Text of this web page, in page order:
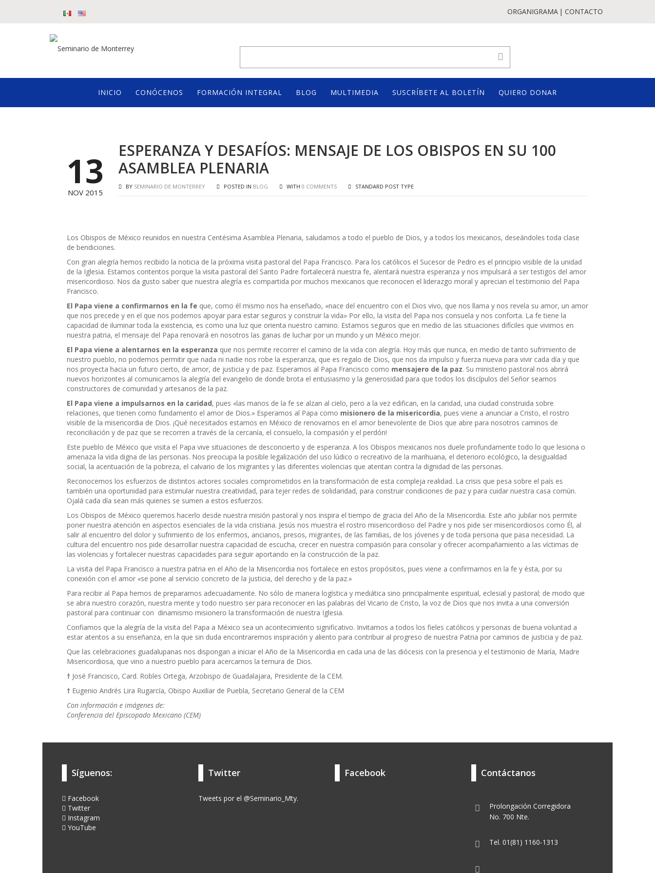
ORGANIGRAMA CONTACTO
INICIO CONÓCENOS FORMACIÓN INTEGRAL BLOG MULTIMEDIA SUSCRÍBETE AL BOLETÍN QUIERO DONAR
13
NOV 2015
ESPERANZA Y DESAFÍOS: MENSAJE DE LOS OBISPOS EN SU 100
ASAMBLEA PLENARIA
BY SEMINARIO DE MONTERREY POSTED IN BLOG WITH 0 COMMENTS STANDARD POST TYPE
Los Obispos de México reunidos en nuestra Centésima Asamblea Plenaria, saludamos a todo el pueblo de Dios, y a todos los mexicanos, deseándoles toda clase
de bendiciones.
Con gran alegría hemos recibido la noticia de la próxima visita pastoral del Papa Francisco. Para los católicos el Sucesor de Pedro es el principio visible de la unidad
de la Iglesia. Estamos contentos porque la visita pastoral del Santo Padre fortalecerá nuestra fe, alentará nuestra esperanza y nos impulsará a ser testigos del amor
misericordioso. Nos da gusto saber que nuestra alegría es compartida por muchos mexicanos que reconocen el liderazgo moral y aprecian el testimonio del Papa
Francisco.
El Papa viene a confirmarnos en la fe que, como él mismo nos ha enseñado, «nace del encuentro con el Dios vivo, que nos llama y nos revela su amor, un amor
que nos precede y en el que nos podemos apoyar para estar seguros y construir la vida» Por ello, la visita del Papa nos consuela y nos conforta. La fe tiene la
capacidad de iluminar toda la existencia, es como una luz que orienta nuestro camino. Estamos seguros que en medio de las situaciones difíciles que vivimos en
nuestra patria, el mensaje del Papa renovará en nosotros las ganas de luchar por un mundo y un México mejor.
El Papa viene a alentarnos en la esperanza que nos permite recorrer el camino de la vida con alegría. Hoy más que nunca, en medio de tanto sufrimiento de
nuestro pueblo, no podemos permitir que nada ni nadie nos robe la esperanza, que es regalo de Dios, que nos da impulso y fuerza nueva para vivir cada día y que
nos proyecta hacia un futuro cierto, de amor, de justicia y de paz. Esperamos al Papa Francisco como mensajero de la paz. Su ministerio pastoral nos abrirá
nuevos horizontes al comunicarnos la alegría del evangelio de donde brota el entusiasmo y la generosidad para que todos los discípulos del Señor seamos
constructores de comunidad y artesanos de la paz.
El Papa viene a impulsarnos en la caridad, pues «las manos de la fe se alzan al cielo, pero a la vez edifican, en la caridad, una ciudad construida sobre
relaciones, que tienen como fundamento el amor de Dios.» Esperamos al Papa como misionero de la misericordia, pues viene a anunciar a Cristo, el rostro
visible de la misericordia de Dios. ¡Qué necesitados estamos en México de renovarnos en el amor benevolente de Dios que abre para nosotros caminos de
reconciliación y de paz que se recorren a través de la cercanía, el consuelo, la compasión y el perdón!
Este pueblo de México que visita el Papa vive situaciones de desconcierto y de esperanza. A los Obispos mexicanos nos duele profundamente todo lo que lesiona o
amenaza la vida digna de las personas. Nos preocupa la posible legalización del uso lúdico o recreativo de la marihuana, el deterioro ecológico, la desigualdad
social, la acentuación de la pobreza, el calvario de los migrantes y las diferentes violencias que atentan contra la dignidad de las personas.
Reconocemos los esfuerzos de distintos actores sociales comprometidos en la transformación de esta compleja realidad. La crisis que pesa sobre el país es
también una oportunidad para estimular nuestra creatividad, para tejer redes de solidaridad, para construir condiciones de paz y para cuidar nuestra casa común.
Ojalá cada día sean más quienes se sumen a estos esfuerzos.
Los Obispos de México queremos hacerlo desde nuestra misión pastoral y nos inspira el tiempo de gracia del Año de la Misericordia. Este año jubilar nos permite
poner nuestra atención en aspectos esenciales de la vida cristiana. Jesús nos muestra el rostro misericordioso del Padre y nos pide ser misericordiosos como Él, al
salir al encuentro del dolor y sufrimiento de los enfermos, ancianos, presos, migrantes, de las familias, de los jóvenes y de toda persona que pasa necesidad. La
cultura del encuentro nos pide desarrollar nuestra capacidad de escucha, crecer en nuestra compasión para consolar y ofrecer acompañamiento a las víctimas de
las violencias y fortalecer nuestras capacidades para seguir aportando en la construcción de la paz.
La visita del Papa Francisco a nuestra patria en el Año de la Misericordia nos fortalece en estos propósitos, pues viene a confirmarnos en la fe y ésta, por su
conexión con el amor «se pone al servicio concreto de la justicia, del derecho y de la paz.»
Para recibir al Papa hemos de prepararnos adecuadamente. No sólo de manera logística y mediática sino principalmente espiritual, eclesial y pastoral; de modo que
se abra nuestro corazón, nuestra mente y todo nuestro ser para reconocer en las palabras del Vicario de Cristo, la voz de Dios que nos invita a una conversión
pastoral para continuar con dinamismo misionero la transformación de nuestra Iglesia.
Confiamos que la alegría de la visita del Papa a México sea un acontecimiento significativo. Invitamos a todos los fieles católicos y personas de buena voluntad a
estar atentos a su enseñanza, en la que sin duda encontraremos inspiración y aliento para contribuir al progreso de nuestra Patria por caminos de justicia y de paz.
Que las celebraciones guadalupanas nos dispongan a iniciar el Año de la Misericordia en cada una de las diócesis con la presencia y el testimonio de María, Madre
Misericordiosa, que vino a nuestro pueblo para acercarnos la ternura de Dios.
† José Francisco, Card. Robles Ortega, Arzobispo de Guadalajara, Presidente de la CEM.
† Eugenio Andrés Lira Rugarcía, Obispo Auxiliar de Puebla, Secretario General de la CEM
Con información e imágenes de:
Conferencia del Episcopado Mexicano (CEM)
Síguenos:
Facebook
Twitter
Instagram
YouTube
Twitter
Tweets por el @Seminario_Mty.
Facebook Contáctanos
Prolongación Corregidora
No. 700 Nte.
Tel. 01(81) 1160-1313